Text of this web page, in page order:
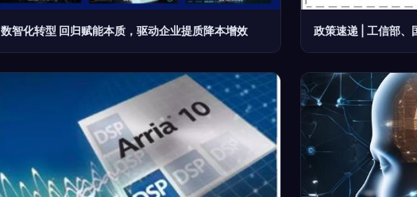
数智化转型 回归赋能本质，驱动企业提质降本增效